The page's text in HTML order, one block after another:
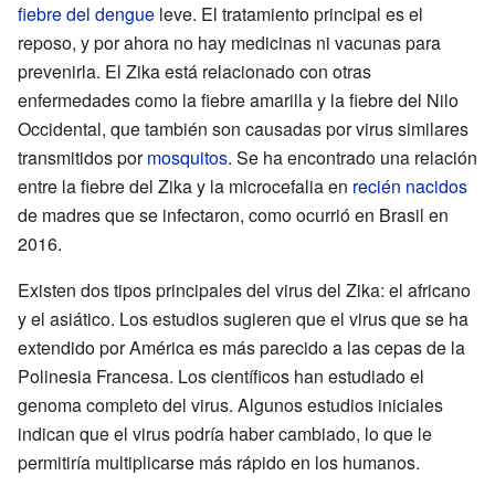
fiebre del dengue leve. El tratamiento principal es el
reposo, y por ahora no hay medicinas ni vacunas para
prevenirla. El Zika está relacionado con otras
enfermedades como la fiebre amarilla y la fiebre del Nilo
Occidental, que también son causadas por virus similares
transmitidos pormosquitos. Se ha encontrado una relación
entre la fiebre del Zika y la microcefalia en recién nacidos
de madres que se infectaron, como ocurrió en Brasil en
2016.
Existen dos tipos principales del virus del Zika: el africano
y el asiático. Los estudios sugieren que el virus que se ha
extendido por América es más parecido a las cepas de la
Polinesia Francesa. Los científicos han estudiado el
genoma completo del virus. Algunos estudios iniciales
indican que el virus podría haber cambiado, lo que le
permitiría multiplicarse más rápido en los humanos.